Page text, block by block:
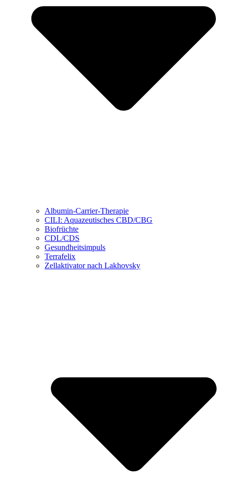
Albumin-Carrier-Therapie
CILI: Aquazeutisches CBD/CBG
Biofrüchte
CDL/CDS
Gesundheitsimpuls
Terrafelix
Zellaktivator nach Lakhovsky